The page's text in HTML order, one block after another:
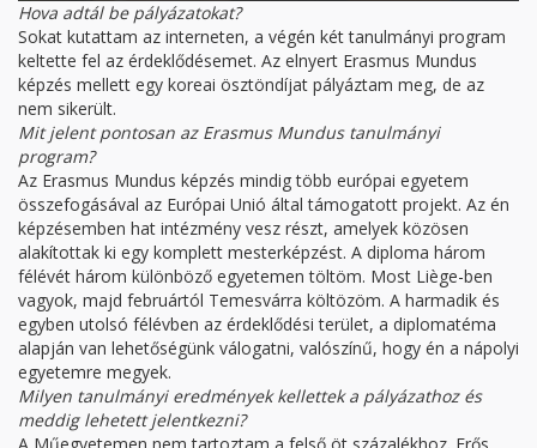
Hova adtál be pályázatokat?
Sokat kutattam az interneten, a végén két tanulmányi program
keltette fel az érdeklődésemet. Az elnyert Erasmus Mundus
képzés mellett egy koreai ösztöndíjat pályáztam meg, de az
nem sikerült.
Mit jelent pontosan az Erasmus Mundus tanulmányi
program?
Az Erasmus Mundus képzés mindig több európai egyetem
összefogásával az Európai Unió által támogatott projekt. Az én
képzésemben hat intézmény vesz részt, amelyek közösen
alakítottak ki egy komplett mesterképzést. A diploma három
félévét három különböző egyetemen töltöm. Most Liège-ben
vagyok, majd februártól Temesvárra költözöm. A harmadik és
egyben utolsó félévben az érdeklődési terület, a diplomatéma
alapján van lehetőségünk válogatni, valószínű, hogy én a nápolyi
egyetemre megyek.
Milyen tanulmányi eredmények kellettek a pályázathoz és
meddig lehetett jelentkezni?